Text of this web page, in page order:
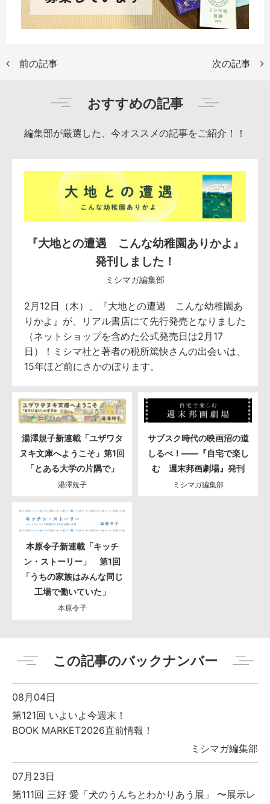
前の記事 次の記事
おすすめの記事
編集部が厳選した、今オススメの記事をご紹介！！
『大地との遭遇 こんな幼稚園ありかよ』
発刊しました！
ミシマガ編集部
2月12日（木）、『大地との遭遇 こんな幼稚園あ
りかよ』が、リアル書店にて先行発売となりました
（ネットショップを含めた公式発売日は2月17
日）！ミシマ社と著者の税所篤快さんの出会いは、
15年ほど前にさかのぼります。
湯澤規子新連載「ユザワタ
ヌキ文庫へようこそ」第1回
「とある大学の片隅で」
湯澤規子
サブスク時代の映画沼の道
しるべ！――『自宅で楽し
む 週末邦画劇場』発刊
ミシマガ編集部
本原令子新連載「キッチ
ン・ストーリー」 第1回
「うちの家族はみんな同じ
工場で働いていた」
本原令子
この記事のバックナンバー
08月04日
第121回 いよいよ今週末！
BOOK MARKET2026直前情報！
ミシマガ編集部
07月23日
第111回 三好 愛「犬のうんちとわかりあう展」 〜展示レ